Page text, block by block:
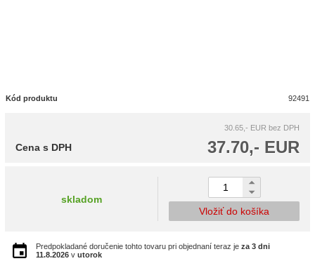
Kód produktu 92491
30.65,- EUR bez DPH
37.70,- EUR
Cena s DPH
skladom
Vložiť do košíka
Predpokladané doručenie tohto tovaru pri objednaní teraz je za 3 dni
11.8.2026 v utorok